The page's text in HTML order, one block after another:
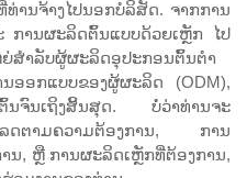
ານຈ້າງໄປນອກບໍລິສັດ. ຈາກການ
ການຜະລິດຕົ້ນແບບດ້ວຍເຫຼັກ ໄປ
ສຳລັບຜູ້ຜະລິດອຸປະກອນຕົ້ນຕຳ
ອອກແບບຂອງຜູ້ຜະລິດ (ODM),
ຕົ້ນຈົນເຖິງສິ້ນສຸດ. ບໍ່ວ່າທ່ານຈະ
ລດຕາມຄວາມຕ້ອງການ, ການ
ນ, ຫຼື ການຜະລິດເຫຼັກທີ່ຕ້ອງການ,